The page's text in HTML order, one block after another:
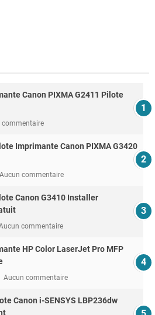
Canon PIXMA G2411 Pilote
commentaire
Imprimante Canon PIXMA G3420
Aucun commentaire
Canon G3410 Installer
commentaire
HP Color LaserJet Pro MFP
Aucun commentaire
Canon i-SENSYS LBP236dw